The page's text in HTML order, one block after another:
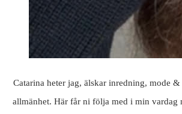
Catarina heter jag, älskar inredning, mode
allmänhet. Här får ni följa med i min